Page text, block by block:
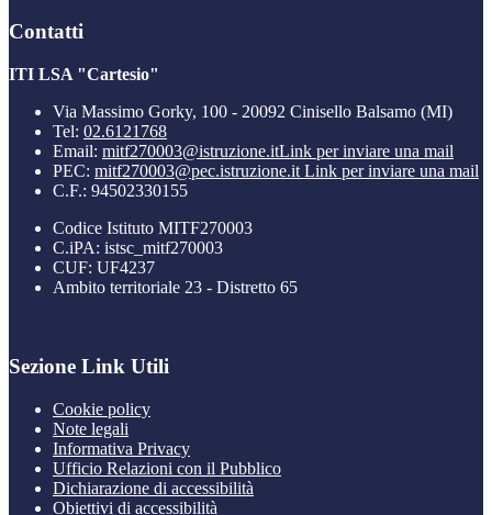
Contatti
ITI LSA "Cartesio"
Via Massimo Gorky, 100 - 20092 Cinisello Balsamo (MI)
Tel: 02.6121768
Email: mitf270003@istruzione.itLink per inviare una mail
PEC: mitf270003@pec.istruzione.it Link per inviare una mail
C.F.: 94502330155
Codice Istituto MITF270003
C.iPA: istsc_mitf270003
CUF: UF4237
Ambito territoriale 23 - Distretto 65
Sezione Link Utili
Cookie policy
Note legali
Informativa Privacy
Ufficio Relazioni con il Pubblico
Dichiarazione di accessibilità
Obiettivi di accessibilità